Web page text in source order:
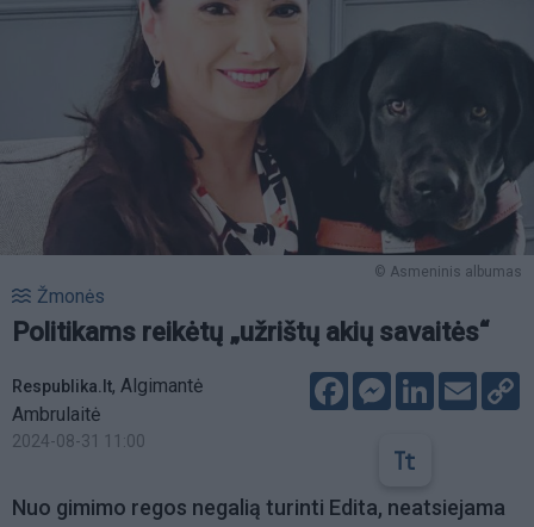
© Asmeninis albumas
Žmonės
Politikams reikėtų „užrištų akių savaitės“
Respublika.lt, Algimantė
Ambrulaitė
2024-08-31 11:00
FacebookMessenger
LinkedIn
Email
Nuo gimimo regos negalią turinti Edita, neatsiejama